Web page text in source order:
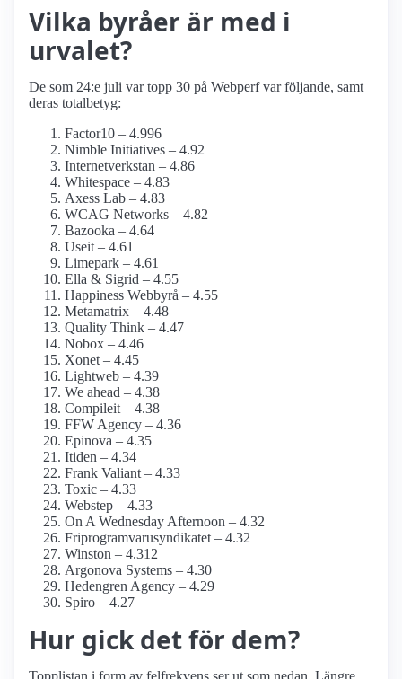
Vilka byråer är med i
urvalet?
De som 24:e juli var topp 30 på Webperf var följande, samt
deras totalbetyg:
Factor10 – 4.996
Nimble Initiatives – 4.92
Internetverkstan – 4.86
Whitespace – 4.83
Axess Lab – 4.83
WCAG Networks – 4.82
Bazooka – 4.64
Useit – 4.61
Limepark – 4.61
Ella & Sigrid – 4.55
Happiness Webbyrå – 4.55
Metamatrix – 4.48
Quality Think – 4.47
Nobox – 4.46
Xonet – 4.45
Lightweb – 4.39
We ahead – 4.38
Compileit – 4.38
FFW Agency – 4.36
Epinova – 4.35
Itiden – 4.34
Frank Valiant – 4.33
Toxic – 4.33
Webstep – 4.33
On A Wednesday Afternoon – 4.32
Friprogramvarusyndikatet – 4.32
Winston – 4.312
Argonova Systems – 4.30
Hedengren Agency – 4.29
Spiro – 4.27
Hur gick det för dem?
Topplistan i form av felfrekvens ser ut som nedan. Längre